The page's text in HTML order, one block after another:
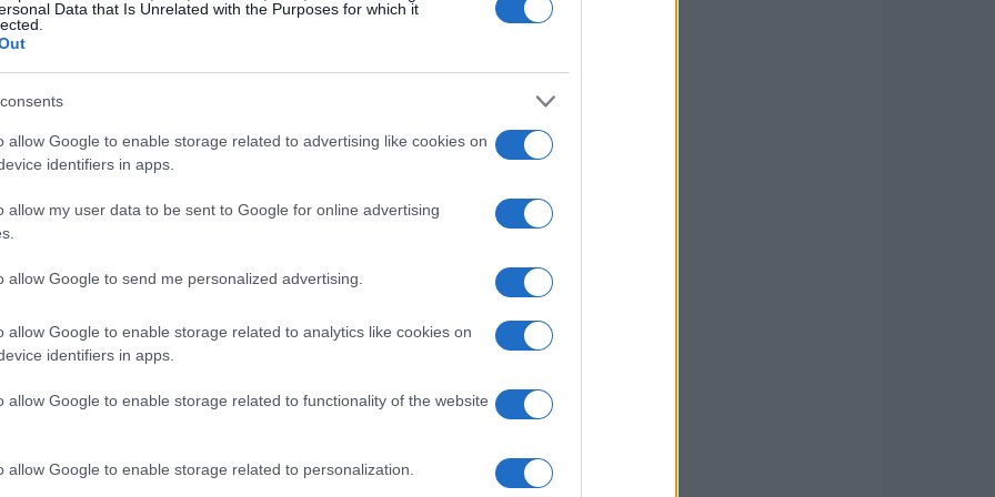
Data that Is Unrelated with the Purposes for which it
allow Google to enable storage related to advertising like cookies on
identifiers in apps.
allow my user data to be sent to Google for online advertising
allow Google to send me personalized advertising.
allow Google to enable storage related to analytics like cookies on
identifiers in apps.
allow Google to enable storage related to functionality of the website
allow Google to enable storage related to personalization.
2024
espera que elPIB italiano crezcaun 0,8% en 2024.
de Eni y otras empresas, haciendo de la
frente a cualquier desafío económico. Además,
de crecimiento significativas, con un
con el año anterior, lo que sugiere un clima